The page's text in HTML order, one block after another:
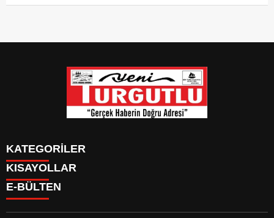
KATEGORİLER
GÜNDEM
SİYASET
KISAYOLLAR
GÜNDEM
SİYASET
E-BÜLTEN